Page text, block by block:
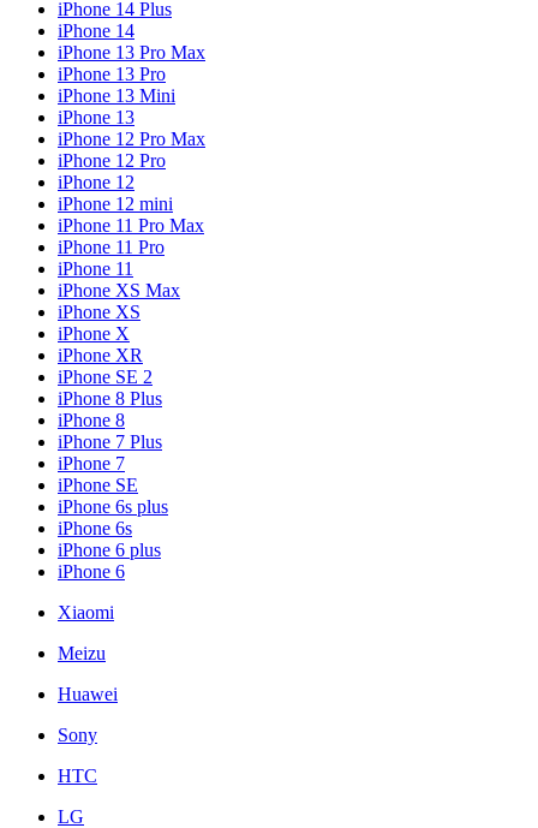
iPhone 14 Plus
iPhone 14
iPhone 13 Pro Max
iPhone 13 Pro
iPhone 13 Mini
iPhone 13
iPhone 12 Pro Max
iPhone 12 Pro
iPhone 12
iPhone 12 mini
iPhone 11 Pro Max
iPhone 11 Pro
iPhone 11
iPhone XS Max
iPhone XS
iPhone X
iPhone XR
iPhone SE 2
iPhone 8 Plus
iPhone 8
iPhone 7 Plus
iPhone 7
iPhone SE
iPhone 6s plus
iPhone 6s
iPhone 6 plus
iPhone 6
Xiaomi
Meizu
Huawei
Sony
HTC
LG